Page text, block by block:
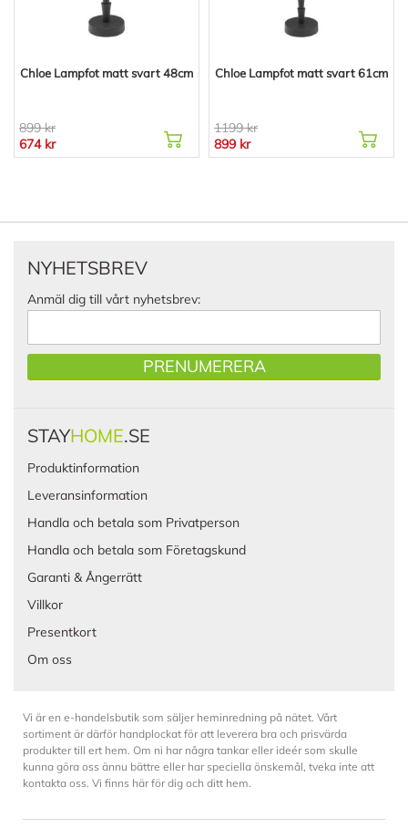
Chloe Lampfot matt svart 48cm
899 kr
674 kr
Chloe Lampfot matt svart 61cm
1199 kr
899 kr
NYHETSBREV
Anmäl dig till vårt nyhetsbrev:
PRENUMERERA
STAYHOME.SE
Produktinformation
Leveransinformation
Handla och betala som Privatperson
Handla och betala som Företagskund
Garanti & Ångerrätt
Villkor
Presentkort
Om oss
Vi är en e-handelsbutik som säljer heminredning på nätet. Vårt
sortiment är därför handplockat för att leverera bra och prisvärda
produkter till ert hem. Om ni har några tankar eller ideér som skulle
kunna göra oss ännu bättre eller har speciella önskemål, tveka inte att
kontakta oss. Vi finns här för dig och ditt hem.